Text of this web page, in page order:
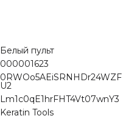
Белый пульт
000001623
0RWOo5AEiSRNHDr24WZF
U2
Lm1c0qE1hrFHT4Vt07wnY3
Keratin Tools